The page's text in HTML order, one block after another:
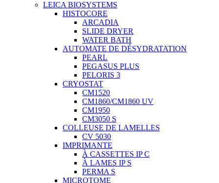
LEICA BIOSYSTEMS
HISTOCORE
ARCADIA
SLIDE DRYER
WATER BATH
AUTOMATE DE DÉSYDRATATION
PEARL
PEGASUS PLUS
PELORIS 3
CRYOSTAT
CM1520
CM1860/CM1860 UV
CM1950
CM3050 S
COLLEUSE DE LAMELLES
CV 5030
IMPRIMANTE
À CASSETTES IP C
À LAMES IP S
PERMA S
MICROTOME